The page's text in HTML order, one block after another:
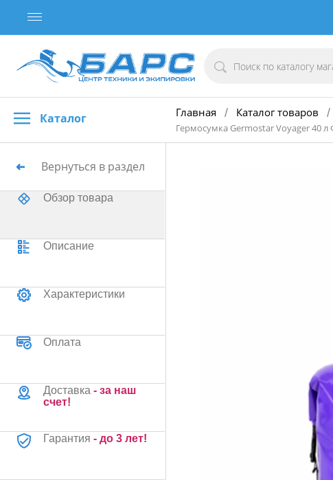
Каталог Главная / Каталог товаров /
Гермосумка Germostar Voyager 40
Вернуться в раздел
Обзор товара
Описание
Характеристики
Оплата
Доставка - за наш
счет!
Гарантия - до 3 лет!